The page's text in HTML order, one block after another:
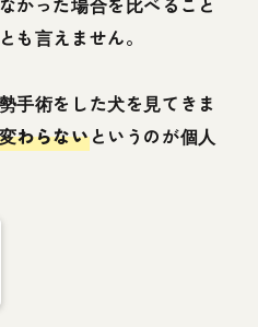
も言えません。
手術をした犬を見てきま
わらないというのが個人